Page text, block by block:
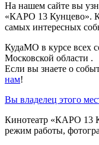
На нашем сайте вы
«КАРО 13 Кунцево».
самых интересных
КудаМО в курсе всех
Московской области .
Если вы знаете о
нам!
Вы владелец этого
Кинотеатр «КАРО 13
режим работы,